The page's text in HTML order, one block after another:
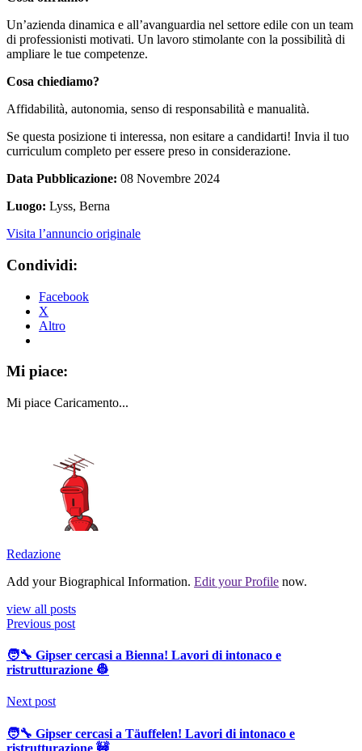
Un’azienda dinamica e all’avanguardia nel settore edile con un team
di professionisti motivati. Un lavoro stimolante con la possibilità di
ampliare le tue competenze.
Cosa chiediamo?
Affidabilità, autonomia, senso di responsabilità e manualità.
Se questa posizione ti interessa, non esitare a candidarti! Invia il tuo
curriculum completo per essere preso in considerazione.
Data Pubblicazione: 08 Novembre 2024
Luogo: Lyss, Berna
Visita l’annuncio originale
Condividi:
Facebook
X
Altro
Mi piace:
Mi piace Caricamento...
Redazione
Add your Biographical Information. Edit your Profile now.
view all posts
Previous post
🧑‍🔧 Gipser cercasi a Bienna! Lavori di intonaco e
ristrutturazione 👷
Next post
🧑‍🔧 Gipser cercasi a Täuffelen! Lavori di intonaco e
ristrutturazione 🚧